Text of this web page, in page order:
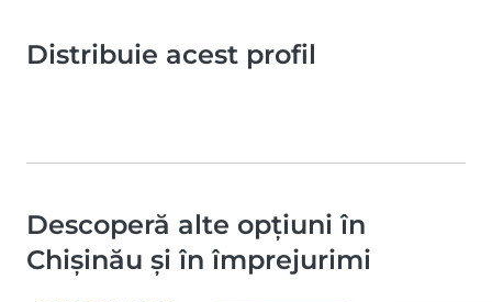
Distribuie acest profil
Descoperă alte opțiuni în
Chișinău și în împrejurimi